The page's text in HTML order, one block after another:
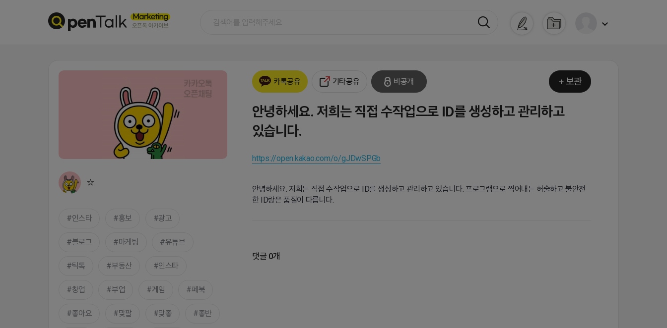
☆
인스타 홍보 광고
블로그 마케팅 유튜브
틱톡 부동산 인스타
창업 부업 게임 페북
좋아요 맞팔 맞좋 좋반
카톡공유 기타공유 비공개 + 보관
안녕하세요. 저희는 직접 수작업으로 ID를 생성하고 관리하고
있습니다.
https://open.kakao.com/o/gJDwSPGb
안녕하세요. 저희는 직접 수작업으로 ID를 생성하고 관리하고 있습니다. 프로그램으로 찍어내는 허술하고 불안전
한 ID랑은 품질이 다릅니다.
댓글 0개